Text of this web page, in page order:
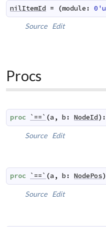
nilItemId = (module : 0'u
Source Edit
Procs
proc `==` (a , b : NodeId) :
Source Edit
proc `==` (a , b : NodePos)
Source Edit